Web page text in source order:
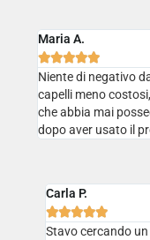
Maria A.

Niente di negativo
capelli meno
che abbia mai
dopo aver usato il
Carla P.

Stavo cercando